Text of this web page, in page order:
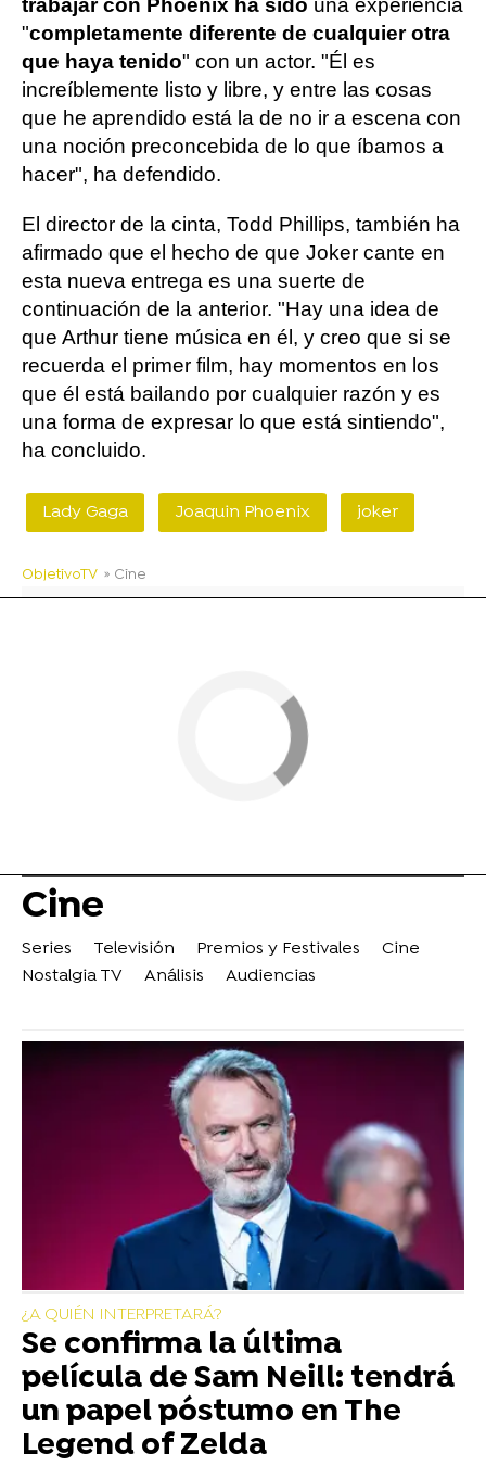
"completamente diferente de cualquier otra
que haya tenido" con un actor. "Él es
increíblemente listo y libre, y entre las cosas
que he aprendido está la de no ir a escena con
una noción preconcebida de lo que íbamos a
hacer", ha defendido.
El director de la cinta, Todd Phillips, también ha
afirmado que el hecho de que Joker cante en
esta nueva entrega es una suerte de
continuación de la anterior. "Hay una idea de
que Arthur tiene música en él, y creo que si se
recuerda el primer film, hay momentos en los
que él está bailando por cualquier razón y es
una forma de expresar lo que está sintiendo",
ha concluido.
Lady Gaga Joaquin Phoenix joker
ObjetivoTV » Cine
Cine
Series Televisión Premios y Festivales
Cine
Nostalgia TV
Análisis Audiencias
¿A QUIÉN INTERPRETARÁ?
Se confirma la última
película de Sam Neill: tendrá
un papel póstumo en The
Legend of Zelda